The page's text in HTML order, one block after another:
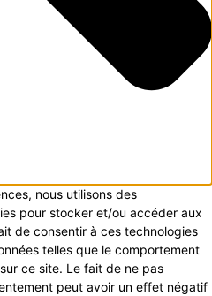
nous utilisons des
pour stocker et/ou accéder aux
de consentir à ces technologies
telles que le comportement
ce site. Le fait de ne pas
peut avoir un effet négatif